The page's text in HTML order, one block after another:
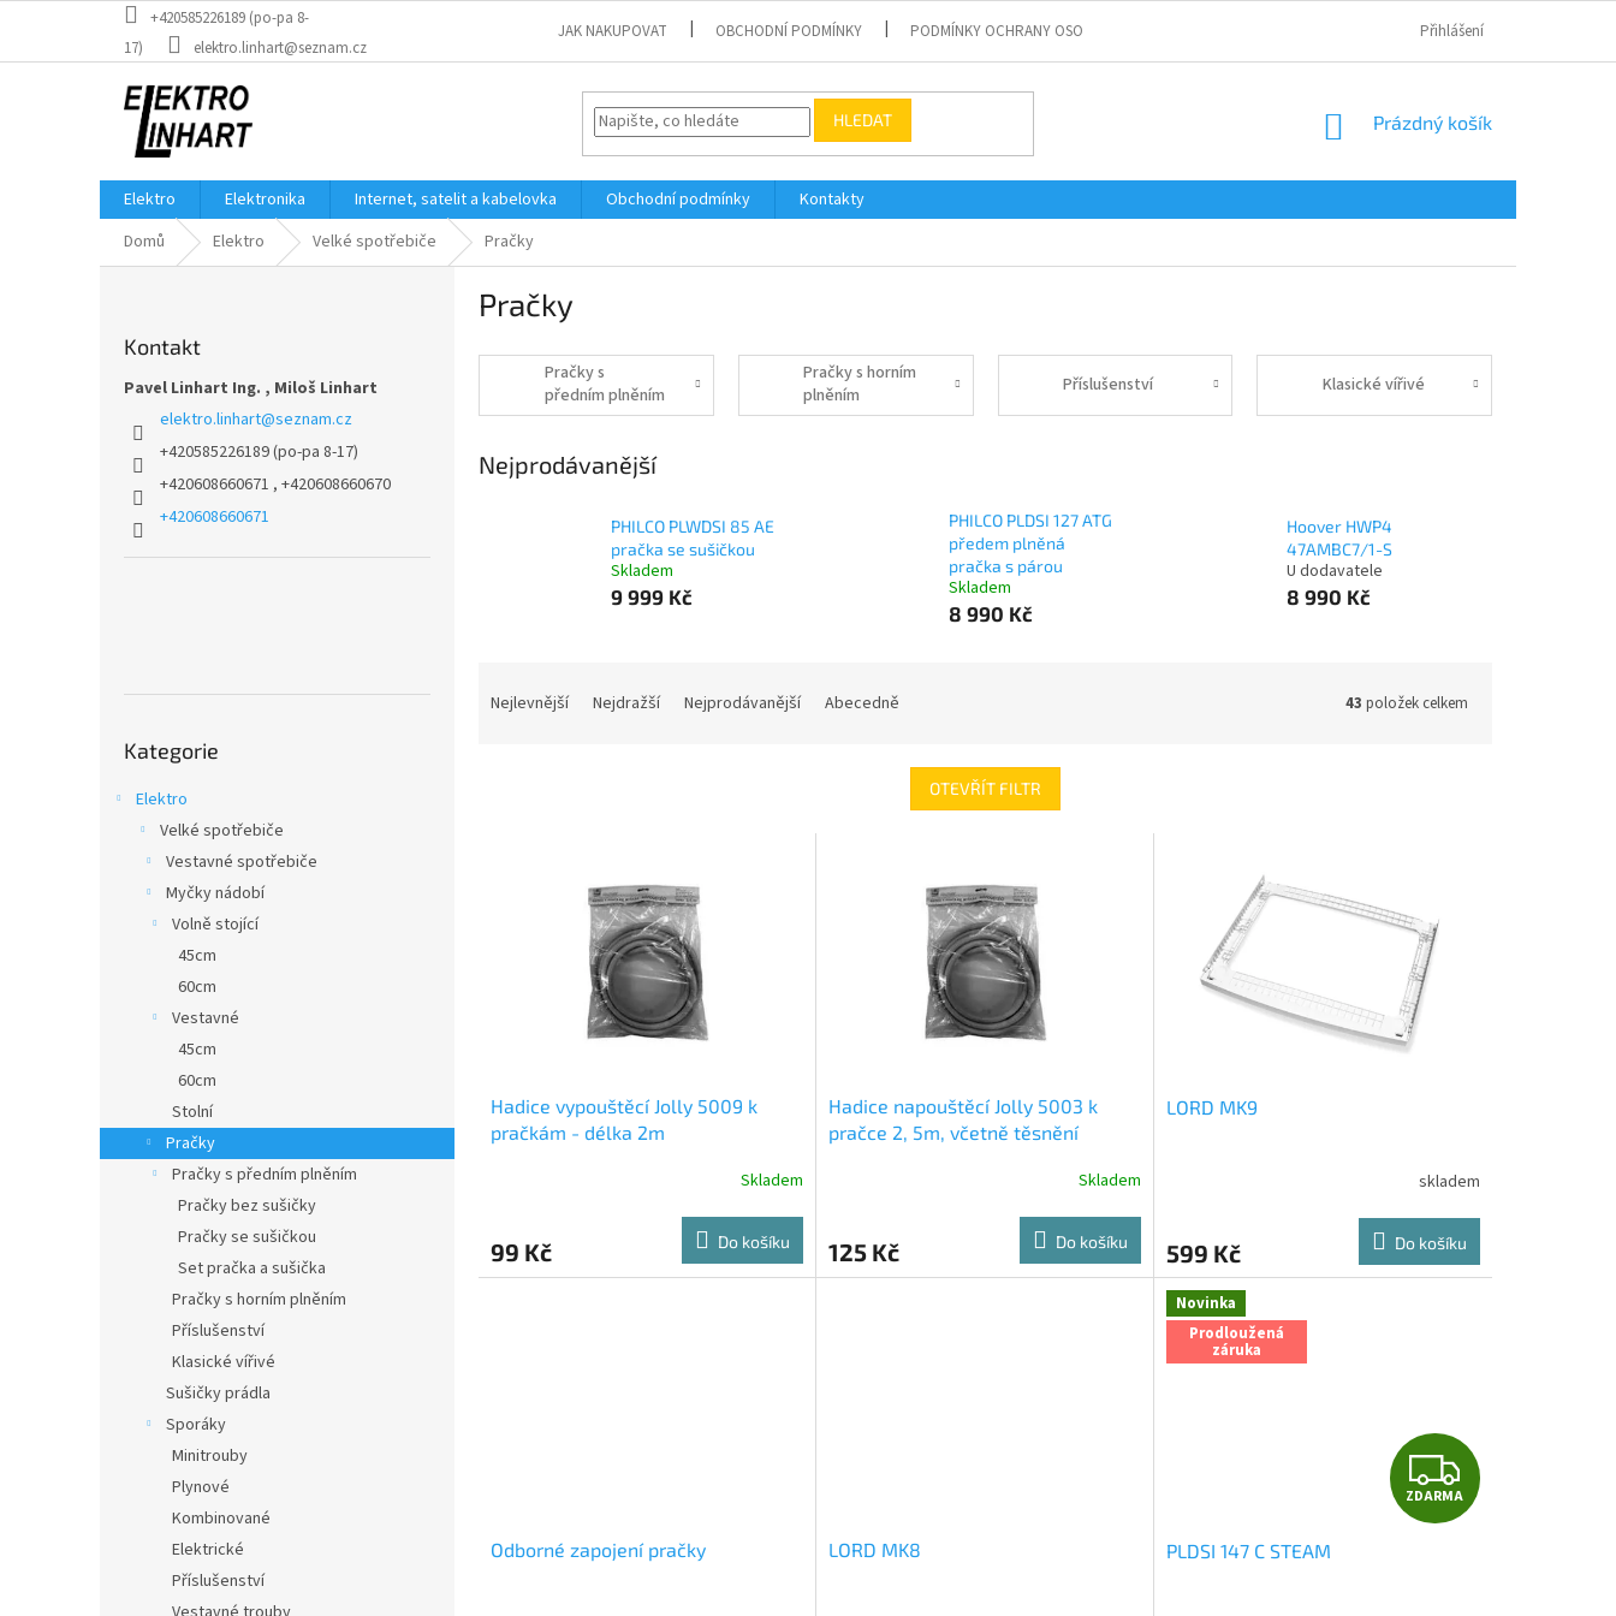
obsah
+420585226189 (po-pa 8-
17)
elektro.linhart@seznam.cz
JAK NAKUPOVAT OBCHODNÍ PODMÍNKY PODMÍNKY OCHRANY OSOBNÍCH ÚDAJŮ Přihlášení
HLEDAT
NÁKUPNÍ
Prázdný košík
Elektro Elektronika Internet, satelit a kabelovka Obchodní podmínky
Kontakty
Domů
Elektro Velké spotřebiče Pračky
Kontakt
Pavel Linhart Ing. , Miloš Linhart
elektro.linhart@seznam.cz
+420585226189 (po-pa 8-17)
+420608660671 , +420608660670
+420608660671
kategorie
Kategorie
Elektro
Velké spotřebiče
Vestavné spotřebiče
Myčky nádobí
Volně stojící
45cm
60cm
Vestavné
45cm
60cm
Stolní
Pračky
Pračky s předním plněním
Pračky bez sušičky
Pračky se sušičkou
Set pračka a sušička
Pračky s horním plněním
Příslušenství
Klasické vířivé
Sušičky prádla
Sporáky
Minitrouby
Plynové
Kombinované
Elektrické
Příslušenství
Pračky
Pračky s
předním plněním
Pračky s horním
plněním
Příslušenství Klasické vířivé
Nejprodávanější
PHILCO PLWDSI 85 AE
pračka se sušičkou
Skladem
9 999 Kč
PHILCO PLDSI 127 ATG
předem plněná
pračka s párou
Skladem
8 990 Kč
Hoover HWP4
47AMBC7/1-S
U dodavatele
8 990 Kč
Nejlevnější Nejdražší Nejprodávanější Abecedně 43 položek celkem
OTEVŘÍT FILTR
Hadice vypouštěcí Jolly 5009 k
pračkám - délka 2m
Skladem
99 Kč Do košíku
Hadice napouštěcí Jolly 5003 k
pračce 2, 5m, včetně těsnění
Skladem
125 Kč Do košíku
LORD MK9
skladem
599 Kč Do košíku
Odborné zapojení pračky LORD MK8
Novinka
Prodloužená
záruka
Z
D
ZDARMA
PLDSI 147 C STEAM